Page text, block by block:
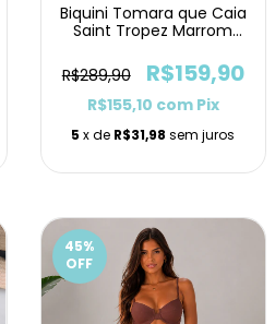
Biquini Tomara que Caia
Saint Tropez Marrom
R$289,90
R$159,90
R$155,10 com Pix
5 x de R$31,98 sem juros
45%
OFF